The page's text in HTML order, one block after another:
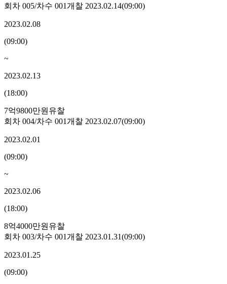
회차 005/차수 001개찰 2023.02.14(09:00)
2023.02.08
(09:00)
~
2023.02.13
(18:00)
7억9800만원 유찰
회차 004/차수 001개찰 2023.02.07(09:00)
2023.02.01
(09:00)
~
2023.02.06
(18:00)
8억4000만원 유찰
회차 003/차수 001개찰 2023.01.31(09:00)
2023.01.25
(09:00)